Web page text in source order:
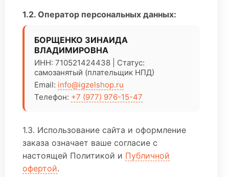
1.2. Оператор персональных данных:
БОРЩЕНКО ЗИНАИДА
ВЛАДИМИРОВНА
ИНН: 710521424438 | Статус:
самозанятый (плательщик НПД)
Email: info@igzelshop.ru
Телефон: +7 (977) 976-15-47
1.3. Использование сайта и оформление
заказа означает ваше согласие с
настоящей Политикой и Публичной
офертой.